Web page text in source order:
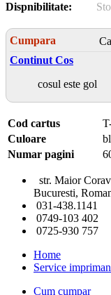
Dispnibilitate:
Cumpara
Continut Cos
cosul este gol
Cod cartus
Culoare
Numar pagini
str. Maior
Bucuresti,
031-438.1141
0749-103 402
0725-930 757
Home
Service
Cum cumpar